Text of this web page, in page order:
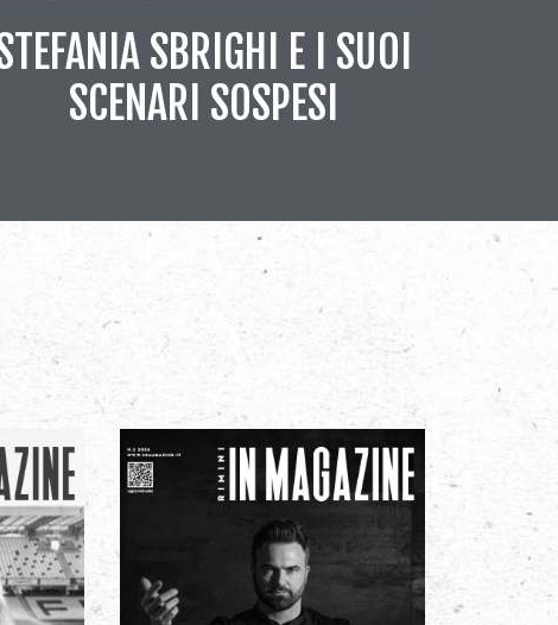
SBRIGHI E I SUOI
SCENARI SOSPESI